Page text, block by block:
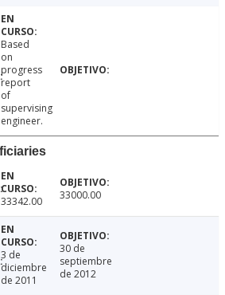
Based
on
progress
report
of
supervising
engineer.
33342.00 33000.00
3 de
diciembre
de 2011
30 de
septiembre
de 2012